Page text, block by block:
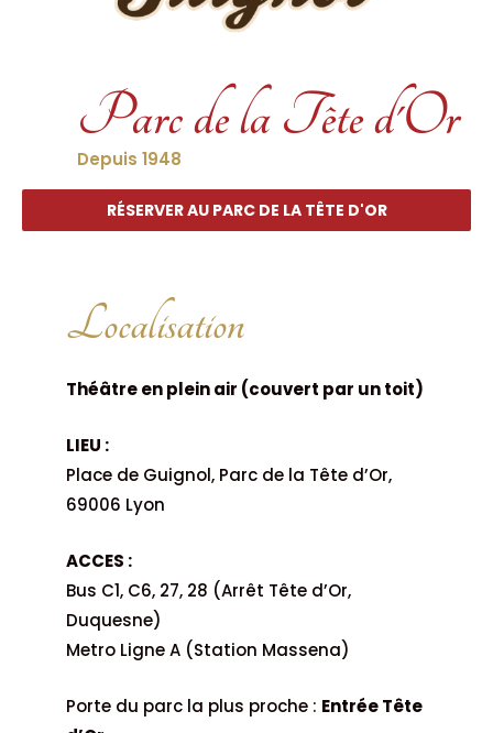
Parc de la Tête d'Or
Depuis 1948
RÉSERVER AU PARC DE LA TÊTE D'OR
Localisation
Théâtre en plein air (couvert par un toit)
LIEU :
Place de Guignol, Parc de la Tête d’Or,
69006 Lyon
ACCES :
Bus C1, C6, 27, 28 (Arrêt Tête d’Or,
Duquesne)
Metro Ligne A (Station Massena)
Porte du parc la plus proche : Entrée Tête